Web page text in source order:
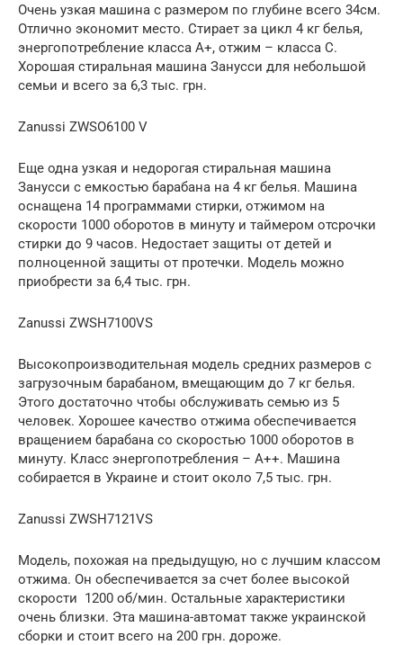
Очень узкая машина с размером по глубине всего 34см.
Отлично экономит место. Стирает за цикл 4 кг белья,
энергопотребление класса A+, отжим – класса С.
Хорошая стиральная машина Занусси для небольшой
семьи и всего за 6,3 тыс. грн.
Zanussi ZWSO6100 V
Еще одна узкая и недорогая стиральная машина
Занусси с емкостью барабана на 4 кг белья. Машина
оснащена 14 программами стирки, отжимом на
скорости 1000 оборотов в минуту и таймером отсрочки
стирки до 9 часов. Недостает защиты от детей и
полноценной защиты от протечки. Модель можно
приобрести за 6,4 тыс. грн.
Zanussi ZWSH7100VS
Высокопроизводительная модель средних размеров с
загрузочным барабаном, вмещающим до 7 кг белья.
Этого достаточно чтобы обслуживать семью из 5
человек. Хорошее качество отжима обеспечивается
вращением барабана со скоростью 1000 оборотов в
минуту. Класс энергопотребления – A++. Машина
собирается в Украине и стоит около 7,5 тыс. грн.
Zanussi ZWSH7121VS
Модель, похожая на предыдущую, но с лучшим классом
отжима. Он обеспечивается за счет более высокой
скорости 1200 об/мин. Остальные характеристики
очень близки. Эта машина-автомат также украинской
сборки и стоит всего на 200 грн. дороже.